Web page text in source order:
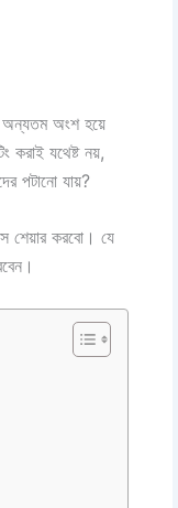
অন্যতম অংশ হয়ে
করাই যথেষ্ট নয়,
পটানো যায়?
শেয়ার করবো। যে